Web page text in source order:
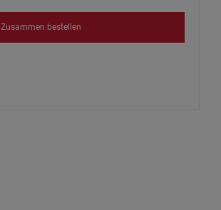
Zusammen bestellen